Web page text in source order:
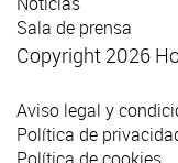
Sala de prensa
Copyright 2026
Aviso legal y
Política de